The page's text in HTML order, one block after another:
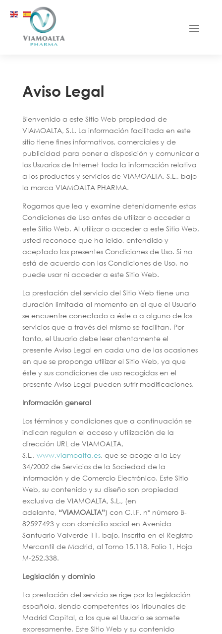
Aviso Legal
Bienvenido a este Sitio Web propiedad de
VIAMOALTA, S.L. La información facilitada en este
sitio tiene fines informativos, comerciales y de
publicidad para poner a disposición y comunicar a
los Usuarios de Internet toda la información relativa
a los productos y servicios de VIAMOALTA, S.L., bajo
la marca VIAMOALTA PHARMA.
Rogamos que lea y examine detenidamente estas
Condiciones de Uso antes de utilizar o acceder a
este Sitio Web. Al utilizar o acceder a este Sitio Web,
usted reconoce que ha leído, entendido y
aceptado las presentes Condiciones de Uso. Si no
está de acuerdo con las Condiciones de Uso, no
puede usar ni acceder a este Sitio Web.
La prestación del servicio del Sitio Web tiene una
duración limitada al momento en el que el Usuario
se encuentre conectado a éste o a alguno de los
servicios que a través del mismo se facilitan. Por
tanto, el Usuario debe leer atentamente el
presente Aviso Legal en cada una de las ocasiones
en que se proponga utilizar el Sitio Web, ya que
éste y sus condiciones de uso recogidas en el
presente Aviso Legal pueden sufrir modificaciones.
Información general
Los términos y condiciones que a continuación se
indican regulan el acceso y utilización de la
dirección URL de VIAMOALTA,
S.L., www.viamoalta.es, que se acoge a la Ley
34/2002 de Servicios de la Sociedad de la
Información y de Comercio Electrónico. Este Sitio
Web, su contenido y su diseño son propiedad
exclusiva de VIAMOALTA, S.L., (en
adelante, “VIAMOALTA”) con C.I.F. nº número B-
82597493 y con domicilio social en Avenida
Santuario Valverde 11, bajo, inscrita en el Registro
Mercantil de Madrid, al Tomo 15.118, Folio 1, Hoja
M-252.338.
Legislación y dominio
La prestación del servicio se rige por la legislación
española, siendo competentes los Tribunales de
Madrid Capital, a los que el Usuario se somete
expresamente. Este Sitio Web y su contenido